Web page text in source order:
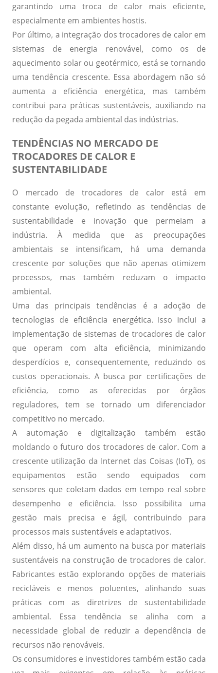
garantindo uma troca de calor mais eficiente,
especialmente em ambientes hostis.
Por último, a integração dos trocadores de calor em
sistemas de energia renovável, como os de
aquecimento solar ou geotérmico, está se tornando
uma tendência crescente. Essa abordagem não só
aumenta a eficiência energética, mas também
contribui para práticas sustentáveis, auxiliando na
redução da pegada ambiental das indústrias.
TENDÊNCIAS NO MERCADO DE
TROCADORES DE CALOR E
SUSTENTABILIDADE
O mercado de trocadores de calor está em
constante evolução, refletindo as tendências de
sustentabilidade e inovação que permeiam a
indústria. À medida que as preocupações
ambientais se intensificam, há uma demanda
crescente por soluções que não apenas otimizem
processos, mas também reduzam o impacto
ambiental.
Uma das principais tendências é a adoção de
tecnologias de eficiência energética. Isso inclui a
implementação de sistemas de trocadores de calor
que operam com alta eficiência, minimizando
desperdícios e, consequentemente, reduzindo os
custos operacionais. A busca por certificações de
eficiência, como as oferecidas por órgãos
reguladores, tem se tornado um diferenciador
competitivo no mercado.
A automação e digitalização também estão
moldando o futuro dos trocadores de calor. Com a
crescente utilização da Internet das Coisas (IoT), os
equipamentos estão sendo equipados com
sensores que coletam dados em tempo real sobre
desempenho e eficiência. Isso possibilita uma
gestão mais precisa e ágil, contribuindo para
processos mais sustentáveis e adaptativos.
Além disso, há um aumento na busca por materiais
sustentáveis na construção de trocadores de calor.
Fabricantes estão explorando opções de materiais
recicláveis e menos poluentes, alinhando suas
práticas com as diretrizes de sustentabilidade
ambiental. Essa tendência se alinha com a
necessidade global de reduzir a dependência de
recursos não renováveis.
Os consumidores e investidores também estão cada